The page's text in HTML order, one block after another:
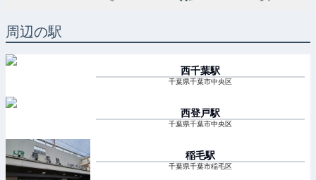
周辺の駅
西千葉駅
千葉県千葉市中央区
西登戸駅
千葉県千葉市中央区
稲毛駅
千葉県千葉市稲毛区